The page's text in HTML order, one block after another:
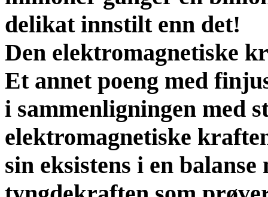
delikat innstilt enn det!
Den elektromagnetiske
Et annet poeng med
i sammenligningen med
elektromagnetiske
sin eksistens i en